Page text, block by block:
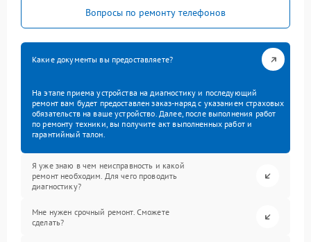
Вопросы по ремонту телефонов
Какие документы вы предоставляете?
На этапе приема устройства на диагностику и последующий
ремонт вам будет предоставлен заказ-наряд с указанием страховых
обязательств на ваше устройство. Далее, после выполнения работ
по ремонту техники, вы получите акт выполненных работ и
гарантийный талон.
Я уже знаю в чем неисправность и какой
ремонт необходим. Для чего проводить
диагностику?
Мне нужен срочный ремонт. Сможете
сделать?